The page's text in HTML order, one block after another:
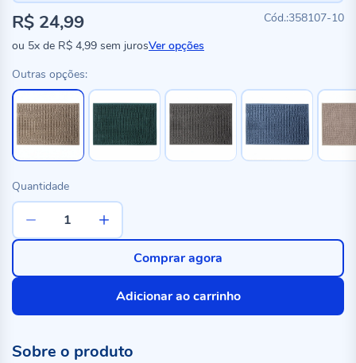
358107-10
R$ 24,99
ou 5x de R$ 4,99 sem jurosVer opções
Outras opções:
Quantidade
Adicionar ao carrinho
Comprar agora
Sobre o produto